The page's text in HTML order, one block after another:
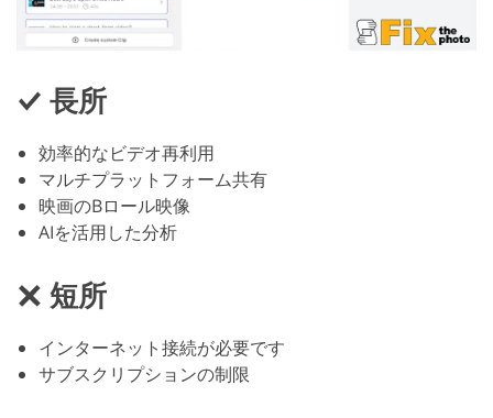
長所
効率的なビデオ再利用
マルチプラットフォーム共有
映画のBロール映像
AIを活用した分析
短所
インターネット接続が必要です
サブスクリプションの制限